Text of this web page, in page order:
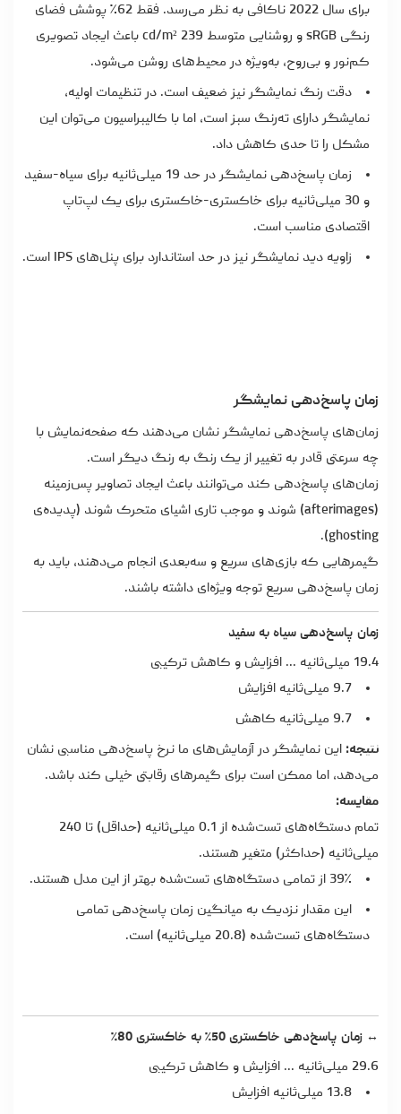
برای سال 2022 ناکافی به نظر می‌رسد. فقط 62٪ پوشش فضای
رنگی sRGB و روشنایی متوسط 239 cd/m² باعث ایجاد تصویری
کم‌نور و بی‌روح، به‌ویژه در محیط‌های روشن می‌شود.
دقت رنگ نمایشگر نیز ضعیف است. در تنظیمات اولیه،
نمایشگر دارای ته‌رنگ سبز است، اما با کالیبراسیون می‌توان این
مشکل را تا حدی کاهش داد.
زمان پاسخ‌دهی نمایشگر در حد 19 میلی‌ثانیه برای سیاه-سفید
و 30 میلی‌ثانیه برای خاکستری-خاکستری برای یک لپ‌تاپ
اقتصادی مناسب است.
زاویه دید نمایشگر نیز در حد استاندارد برای پنل‌های IPS است.
زمان پاسخ‌دهی نمایشگر
زمان‌های پاسخ‌دهی نمایشگر نشان می‌دهند که صفحه‌نمایش با
چه سرعتی قادر به تغییر از یک رنگ به رنگ دیگر است.
زمان‌های پاسخ‌دهی کند می‌توانند باعث ایجاد تصاویر پس‌زمینه
(afterimages) شوند و موجب تاری اشیای متحرک شوند (پدیده‌ی
ghosting).
گیمرهایی که بازی‌های سریع و سه‌بعدی انجام می‌دهند، باید به
زمان پاسخ‌دهی سریع توجه ویژه‌ای داشته باشند.
زمان پاسخ‌دهی سیاه به سفید
19.4 میلی‌ثانیه ... افزایش و کاهش ترکیبی
9.7 میلی‌ثانیه افزایش
9.7 میلی‌ثانیه کاهش
نتیجه: این نمایشگر در آزمایش‌های ما نرخ پاسخ‌دهی مناسبی نشان
می‌دهد، اما ممکن است برای گیمرهای رقابتی خیلی کند باشد.
مقایسه:
تمام دستگاه‌های تست‌شده از 0.1 میلی‌ثانیه (حداقل) تا 240
میلی‌ثانیه (حداکثر) متغیر هستند.
39٪ از تمامی دستگاه‌های تست‌شده بهتر از این مدل هستند.
این مقدار نزدیک به میانگین زمان پاسخ‌دهی تمامی
دستگاه‌های تست‌شده (20.8 میلی‌ثانیه) است.
↔ زمان پاسخ‌دهی خاکستری 50٪ به خاکستری 80٪
29.6 میلی‌ثانیه ... افزایش و کاهش ترکیبی
13.8 میلی‌ثانیه افزایش